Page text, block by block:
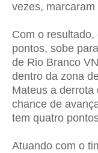
vezes,
Com o
pontos, sobe
de Rio Branco
dentro da zona
Mateus a
chance de
tem quatro
Atuando com o